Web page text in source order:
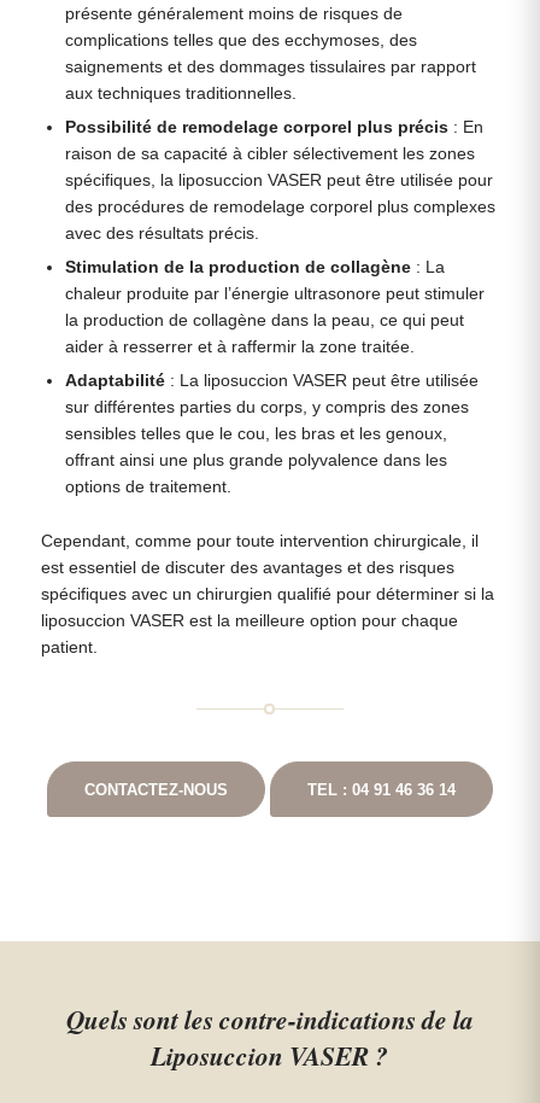
présente généralement moins de risques de
complications telles que des ecchymoses, des
saignements et des dommages tissulaires par rapport
aux techniques traditionnelles.
Possibilité de remodelage corporel plus précis : En
raison de sa capacité à cibler sélectivement les zones
spécifiques, la liposuccion VASER peut être utilisée pour
des procédures de remodelage corporel plus complexes
avec des résultats précis.
Stimulation de la production de collagène : La
chaleur produite par l’énergie ultrasonore peut stimuler
la production de collagène dans la peau, ce qui peut
aider à resserrer et à raffermir la zone traitée.
Adaptabilité : La liposuccion VASER peut être utilisée
sur différentes parties du corps, y compris des zones
sensibles telles que le cou, les bras et les genoux,
offrant ainsi une plus grande polyvalence dans les
options de traitement.
Cependant, comme pour toute intervention chirurgicale, il
est essentiel de discuter des avantages et des risques
spécifiques avec un chirurgien qualifié pour déterminer si la
liposuccion VASER est la meilleure option pour chaque
patient.
CONTACTEZ-NOUS TEL : 04 91 46 36 14
Quels sont les contre-indications de la
Liposuccion VASER ?